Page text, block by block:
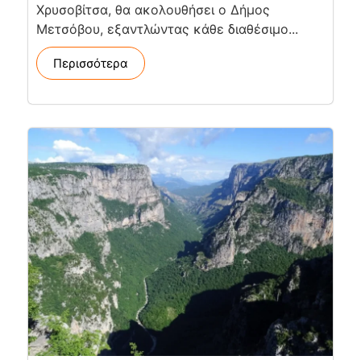
Χρυσοβίτσα, θα ακολουθήσει ο Δήμος
Μετσόβου, εξαντλώντας κάθε διαθέσιμο...
Περισσότερα